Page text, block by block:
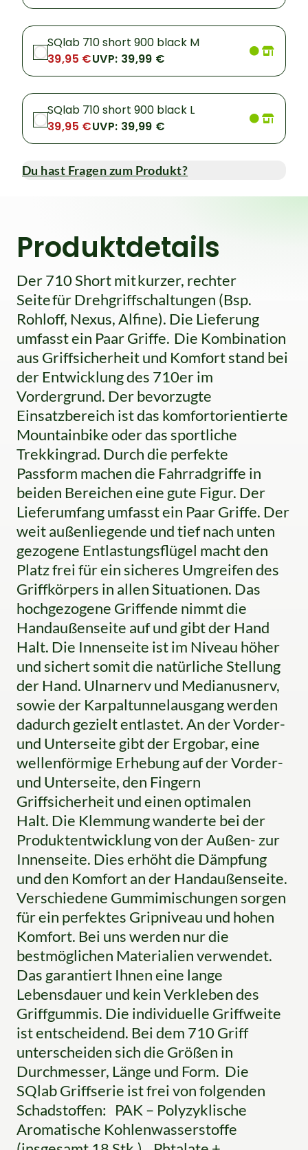
SQlab 710 short 900 black M
39,95 €UVP: 39,99 €
SQlab 710 short 900 black L
39,95 €UVP: 39,99 €
Du hast Fragen zum Produkt?
Produktdetails
Der 710 Short mit kurzer, rechter
Seite für Drehgriffschaltungen (Bsp.
Rohloff, Nexus, Alfine). Die Lieferung
umfasst ein Paar Griffe. Die Kombination
aus Griffsicherheit und Komfort stand bei
der Entwicklung des 710er im
Vordergrund. Der bevorzugte
Einsatzbereich ist das komfortorientierte
Mountainbike oder das sportliche
Trekkingrad. Durch die perfekte
Passform machen die Fahrradgriffe in
beiden Bereichen eine gute Figur. Der
Lieferumfang umfasst ein Paar Griffe. Der
weit außenliegende und tief nach unten
gezogene Entlastungsflügel macht den
Platz frei für ein sicheres Umgreifen des
Griffkörpers in allen Situationen. Das
hochgezogene Griffende nimmt die
Handaußenseite auf und gibt der Hand
Halt. Die Innenseite ist im Niveau höher
und sichert somit die natürliche Stellung
der Hand. Ulnarnerv und Medianusnerv,
sowie der Karpaltunnelausgang werden
dadurch gezielt entlastet. An der Vorder-
und Unterseite gibt der Ergobar, eine
wellenförmige Erhebung auf der Vorder-
und Unterseite, den Fingern
Griffsicherheit und einen optimalen
Halt. Die Klemmung wanderte bei der
Produktentwicklung von der Außen- zur
Innenseite. Dies erhöht die Dämpfung
und den Komfort an der Handaußenseite.
Verschiedene Gummimischungen sorgen
für ein perfektes Gripniveau und hohen
Komfort. Bei uns werden nur die
bestmöglichen Materialien verwendet.
Das garantiert Ihnen eine lange
Lebensdauer und kein Verkleben des
Griffgummis. Die individuelle Griffweite
ist entscheidend. Bei dem 710 Griff
unterscheiden sich die Größen in
Durchmesser, Länge und Form. Die
SQlab Griffserie ist frei von folgenden
Schadstoffen: PAK – Polyzyklische
Aromatische Kohlenwasserstoffe